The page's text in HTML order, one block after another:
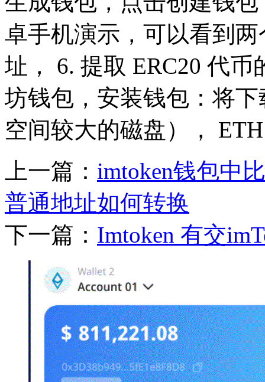
卓手机演示，可以看到
址， 6. 提取 ERC20 代
坊钱包，安装钱包：将
空间较大的磁盘），
上一篇： imtoken钱包中
普通地址如何转换
下一篇： Imtoken 有交